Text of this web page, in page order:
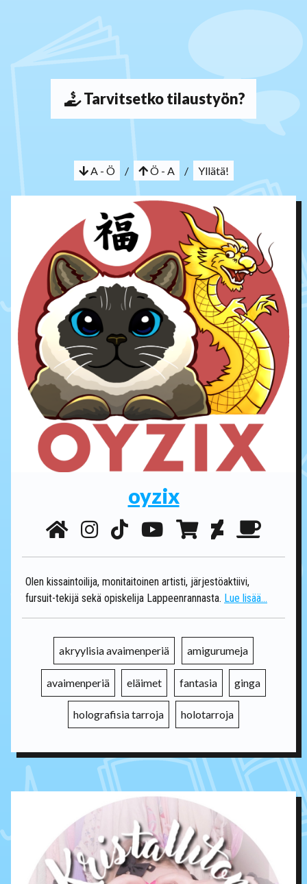
Tarvitsetko tilaustyön?
A - Ö / Ö - A / Yllätä!
oyzix
Olen kissaintoilija, monitaitoinen artisti, järjestöaktiivi,
fursuit-tekijä sekä opiskelija Lappeenrannasta. Lue lisää...
akryylisia avaimenperiä amigurumeja
avaimenperiä eläimet fantasia ginga
holografisia tarroja holotarroja